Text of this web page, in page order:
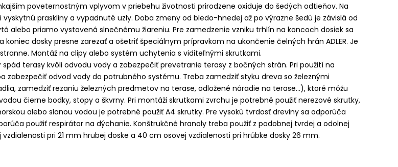
poveternostným vplyvom v priebehu životnosti prirodzene oxiduje do šedých odtieňov. Na
praskliny a vypadnuté uzly. Doba zmeny od bledo-hnedej až po výrazne šedú je závislá od
alebo priamo vystavená slnečnému žiareniu. Pre zamedzenie vzniku trhlín na koncoch dosiek sa
dosky presne zarezať a ošetriť špeciálnym prípravkom na ukončenie čelných hrán ADLER. Je
Montáž na clipy alebo systém uchytenia s viditeľnými skrutkami.
terasy kvôli odvodu vody a zabezpečiť prevetranie terasy z bočných strán. Pri použití na
zabezpečiť odvod vody do potrubného systému. Treba zamedziť styku dreva so železnými
zamedziť rezaniu železných predmetov na terase, odložené náradie na terase...), ktoré môžu
čierne bodky, stopy a škvrny. Pri montáži skrutkami zvrchu je potrebné použiť nerezové skrutky,
alebo slanou vodou je potrebné použiť A4 skrutky. Pre vysokú tvrdosť dreviny sa odporúča
použiť respirátor na dýchanie. Konštrukčné hranoly treba použiť z podobnej tvrdej a odolnej
pri 21 mm hrubej doske a 40 cm osovej vzdialenosti pri hrúbke dosky 26 mm.